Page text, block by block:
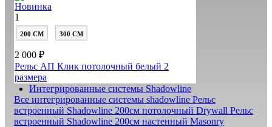
Новинка
1
200 СМ 300 СМ
2 000 ₽
Рельс АП Клик потолочный белый 2
размера
Интегрированные системы Shadowline
Все интегрированные системы shadowline Рельс
встроенный Shadowline 200см потолочный Drywall Рельс
встроенный Shadowline 200см настенный Masonry